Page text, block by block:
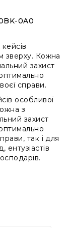
0A0
зверху. Кожна
захист
справи.
особливої
з
захист
так і для